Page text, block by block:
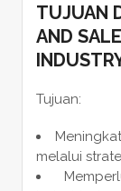
TUJUAN
AND
Tujuan:
melalui